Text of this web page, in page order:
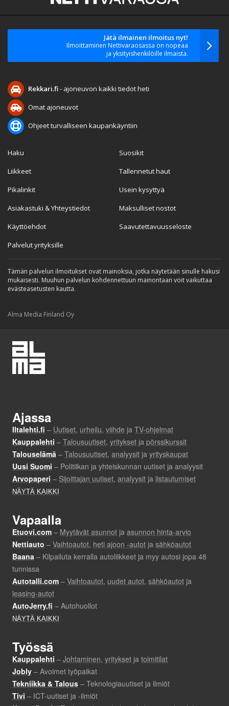
Jätä ilmainen ilmoitus nyt!
Ilmoittaminen Nettivaraosassa on nopeaa
ja yksityishenkilöille ilmaista.
Rekkari.fi- ajoneuvon kaikki tiedot heti
Omat ajoneuvot
Ohjeet turvalliseen kaupankäyntiin
Haku
Liikkeet
Pikalinkit
Asiakastuki & Yhteystiedot
Käyttöehdot
Palvelut yrityksille
Suosikit
Tallennetut haut
Usein kysyttyä
Maksulliset nostot
Saavutettavuusseloste
Tämän palvelun ilmoitukset ovat mainoksia, jotka näytetään sinulle hakusi
mukaisesti. Muuhun palvelun kohdennettuun mainontaan voit vaikuttaa
evästeasetusten kautta.
Alma Media Finland Oy